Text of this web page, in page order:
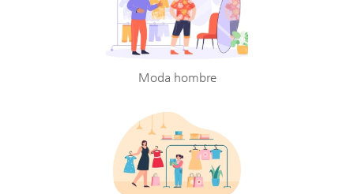
Moda hombre